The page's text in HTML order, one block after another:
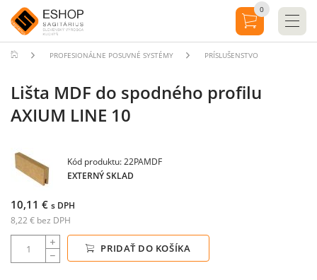
PROFESIONÁLNE POSUVNÉ SYSTÉMY PRÍSLUŠENSTVO
Lišta MDF do spodného profilu
AXIUM LINE 10
Kód produktu: 22PAMDF
EXTERNÝ SKLAD
10,11 € s DPH
8,22 € bez DPH
PRIDAŤ DO KOŠÍKA
0